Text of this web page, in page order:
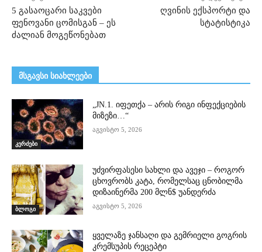
5 გასაოცარი საკვები
ფენოვანი ცომისგან – ეს
ძალიან მოგეწონებათ
ღვინის ექსპორტი და
სტატისტიკა
მსგავსი სიახლეები
კერძები
„JN.1. იფეთქა – არის რიგი ინფექციების
მიზეზი…“
აგვისტო 5, 2026
ბლოგი
უძვირფასესი სახლი და ავეჯი – როგორ
ცხოვრობს კატა, რომელსაც ცნობილმა
დიზაინერმა 200 მლნ$ უანდერძა
აგვისტო 5, 2026
ყველაზე ჯანსაღი და გემრიელი გოგრის
კრემსუპის რეცეპტი